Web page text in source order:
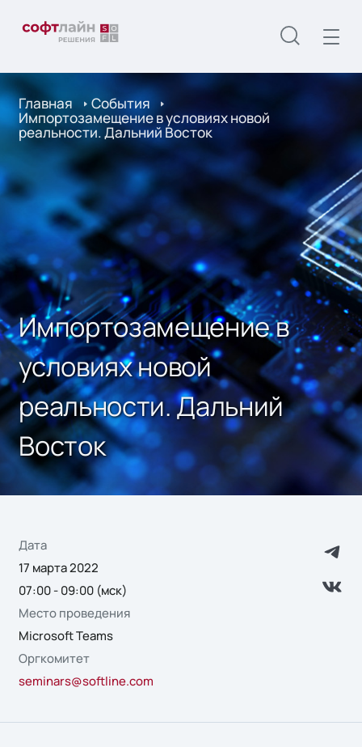
Главная События
Импортозамещение в условиях новой
реальности. Дальний Восток
Импортозамещение в
условиях новой
реальности. Дальний
Восток
Дата
17 марта 2022
07:00 - 09:00 (мск)
Место проведения
Microsoft Teams
Оргкомитет
seminars@softline.com